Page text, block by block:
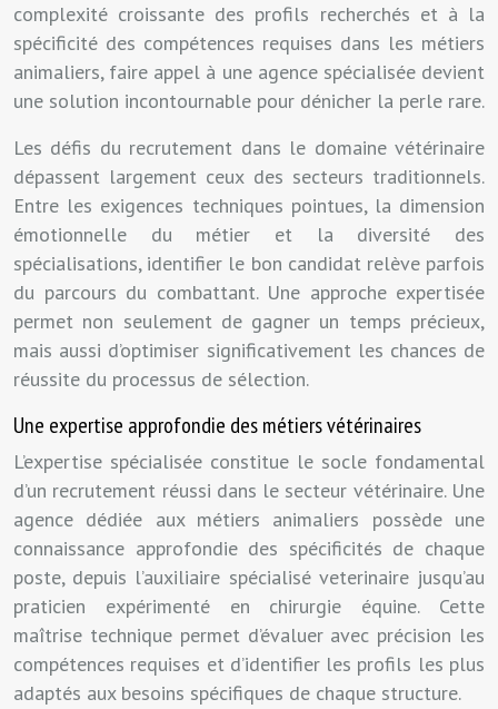
complexité croissante des profils recherchés et à la
spécificité des compétences requises dans les métiers
animaliers, faire appel à une agence spécialisée devient
une solution incontournable pour dénicher la perle rare.
Les défis du recrutement dans le domaine vétérinaire
dépassent largement ceux des secteurs traditionnels.
Entre les exigences techniques pointues, la dimension
émotionnelle du métier et la diversité des
spécialisations, identifier le bon candidat relève parfois
du parcours du combattant. Une approche expertisée
permet non seulement de gagner un temps précieux,
mais aussi d’optimiser significativement les chances de
réussite du processus de sélection.
Une expertise approfondie des métiers vétérinaires
L’expertise spécialisée constitue le socle fondamental
d’un recrutement réussi dans le secteur vétérinaire. Une
agence dédiée aux métiers animaliers possède une
connaissance approfondie des spécificités de chaque
poste, depuis l’auxiliaire spécialisé veterinaire jusqu’au
praticien expérimenté en chirurgie équine. Cette
maîtrise technique permet d’évaluer avec précision les
compétences requises et d’identifier les profils les plus
adaptés aux besoins spécifiques de chaque structure.